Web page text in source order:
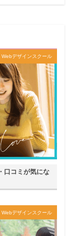
Webデザインスクール
口コミが気にな
Webデザインスクール